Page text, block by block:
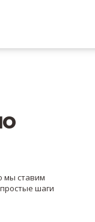
мы ставим
шаги